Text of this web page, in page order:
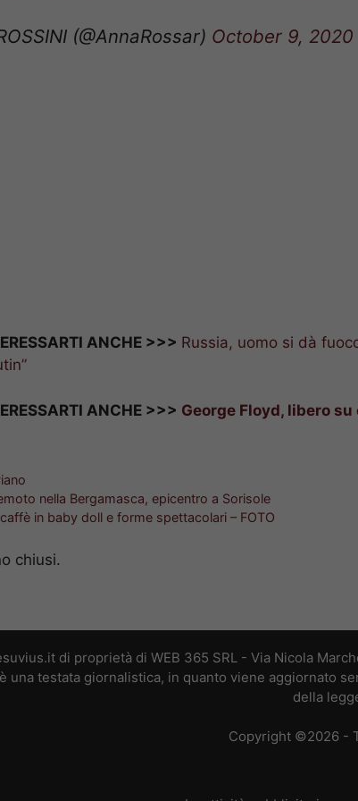
(@AnnaRossar) October 9, 2020
ANCHE >>> Russia, uomo si dà
ANCHE >>> George Floyd, libero
nella Bergamasca, epicentro a Sorisole
in baby doll e forme spettacolari – FOTO
chiusi.
di proprietà di WEB 365 SRL - Via Nicola
una testata giornalistica, in quanto viene aggiornato
della
Copyright ©2026 -